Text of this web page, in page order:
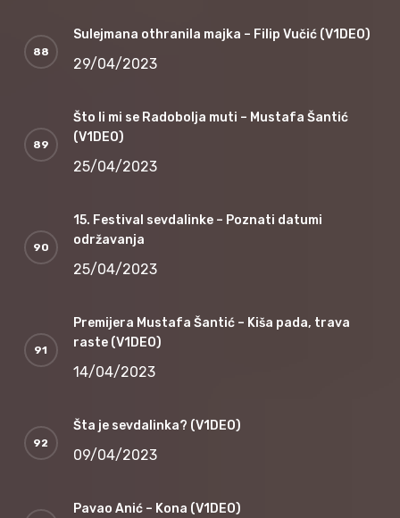
Sulejmana othranila majka – Filip Vučić (V1DEO)
29/04/2023
Što li mi se Radobolja muti – Mustafa Šantić
(V1DEO)
25/04/2023
15. Festival sevdalinke – Poznati datumi
održavanja
25/04/2023
Premijera Mustafa Šantić – Kiša pada, trava
raste (V1DEO)
14/04/2023
Šta je sevdalinka? (V1DEO)
09/04/2023
Pavao Anić – Kona (V1DEO)